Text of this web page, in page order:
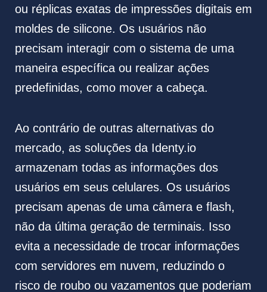
ou réplicas exatas de impressões digitais em
moldes de silicone. Os usuários não
precisam interagir com o sistema de uma
maneira específica ou realizar ações
predefinidas, como mover a cabeça.
Ao contrário de outras alternativas do
mercado, as soluções da Identy.io
armazenam todas as informações dos
usuários em seus celulares. Os usuários
precisam apenas de uma câmera e flash,
não da última geração de terminais. Isso
evita a necessidade de trocar informações
com servidores em nuvem, reduzindo o
risco de roubo ou vazamentos que poderiam